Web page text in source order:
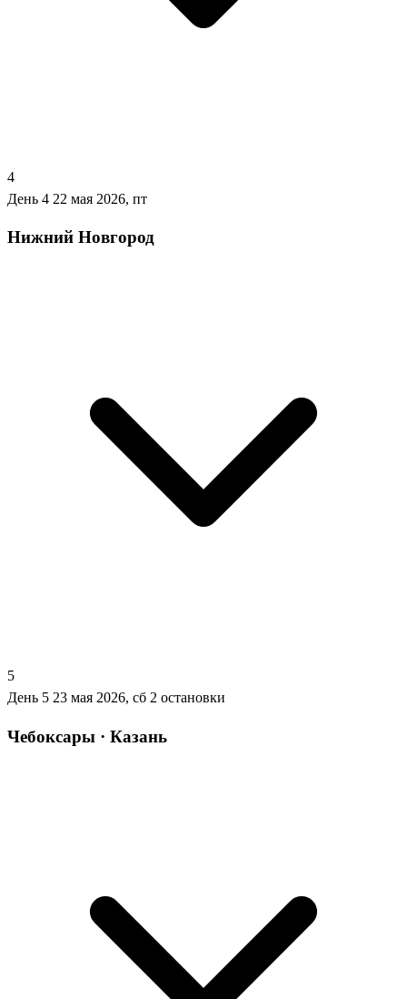
4
День 4 22 мая 2026, пт
Нижний Новгород
5
День 5 23 мая 2026, сб 2 остановки
Чебоксары · Казань